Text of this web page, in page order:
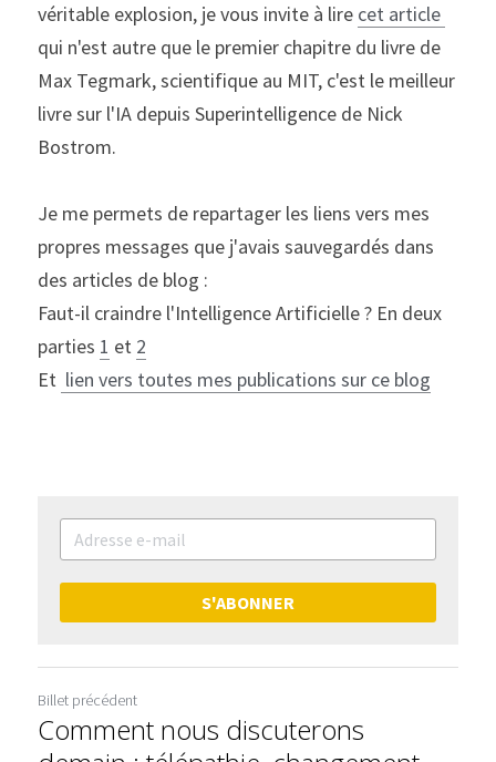
véritable explosion, je vous invite à lire
qui n'est autre que le premier chapitre du livre de
Max Tegmark, scientifique au MIT, c'est le meilleur
livre sur l'IA depuis Superintelligence de Nick
Bostrom.
Je me permets de repartager les liens vers mes
propres messages que j'avais sauvegardés dans
des articles de blog :
Faut-il craindre l'Intelligence Artificielle ? En deux
parties 1 et 2
Et lien vers toutes mes publications sur ce blog
S'ABONNER
Billet précédent
Comment nous discuterons